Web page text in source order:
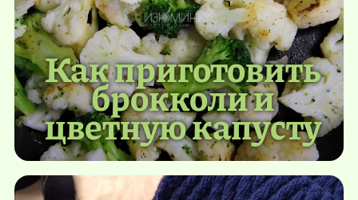
Как приготовить
брокколи и
цветную капусту